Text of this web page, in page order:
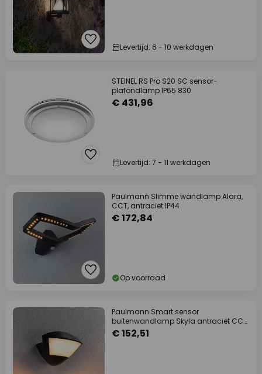
Levertijd: 6 - 10 werkdagen
STEINEL RS Pro S20 SC sensor-
plafondlamp IP65 830
€ 431,96
Levertijd: 7 - 11 werkdagen
Paulmann Slimme wandlamp Alara,
CCT, antraciet IP44
€ 172,84
Op voorraad
Paulmann Smart sensor
buitenwandlamp Skyla antraciet CCT
IP44
€ 152,51